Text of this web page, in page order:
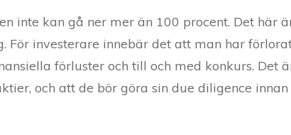
inte kan gå ner mer än 100 procent. Det här
För investerare innebär det att man har
förluster och till och med konkurs. Det
och att de bör göra sin due diligence innan